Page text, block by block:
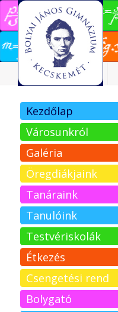
Dokumentumok
Felvételizőknek
Pályázatok
Tehetségpont
Közérdekű
adatok
Tanárjelölteknek
Kezdőlap
Városunkról
Galéria
Öregdiákjaink
Tanáraink
Tanulóink
Testvériskolák
Étkezés
Csengetési rend
Bolygató